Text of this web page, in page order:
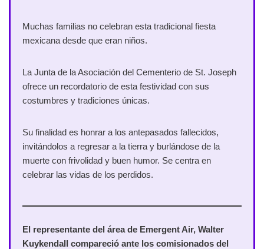
Muchas familias no celebran esta tradicional fiesta
mexicana desde que eran niños.
La Junta de la Asociación del Cementerio de St. Joseph
ofrece un recordatorio de esta festividad con sus
costumbres y tradiciones únicas.
Su finalidad es honrar a los antepasados ​​fallecidos,
invitándolos a regresar a la tierra y burlándose de la
muerte con frivolidad y buen humor. Se centra en
celebrar las vidas de los perdidos.
El representante del área de Emergent Air, Walter
Kuykendall compareció ante los comisionados del